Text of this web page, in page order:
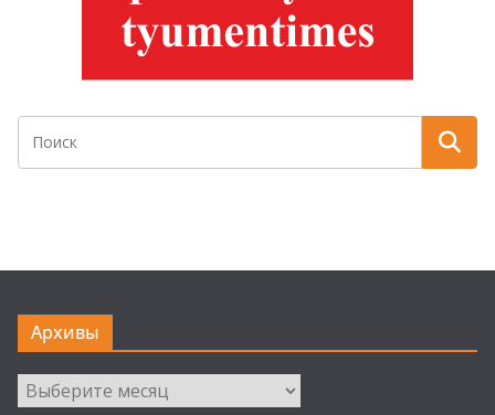
Архивы
Архивы